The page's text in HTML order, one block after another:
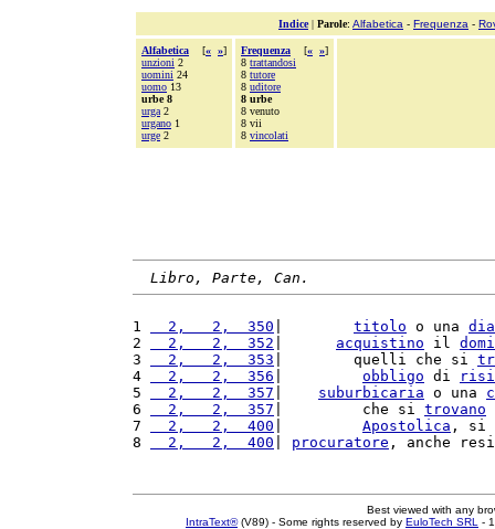
Indice| Parole: Alfabetica - Frequenza -
Alfabetica [« »]
unzioni 2
uomini 24
uomo 13
urbe 8
urga 2
urgano 1
urge 2
Frequenza [« »]
8 trattandosi
8 tutore
8 uditore
8 urbe
8 venuto
8 vii
8 vincolati
Libro, Parte, Can.
1
  2,   2,  350
titolo o una
2
  2,   2,  352
acquistino il
3
  2,   2,  353
|        quelli che si
4
  2,   2,  356
obbligo di
5
  2,   2,  357
suburbicaria o una
6
  2,   2,  357
|         che si trovano
7
  2,   2,  400
Apostolica , si
8
  2,   2,  400
procuratore , anche
Best viewed with any
IntraText®(V89) - Some rights reserved by EuloTech SRL -